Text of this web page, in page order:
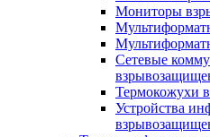
Мониторы
Сетевые
Термокожухи
Устройства